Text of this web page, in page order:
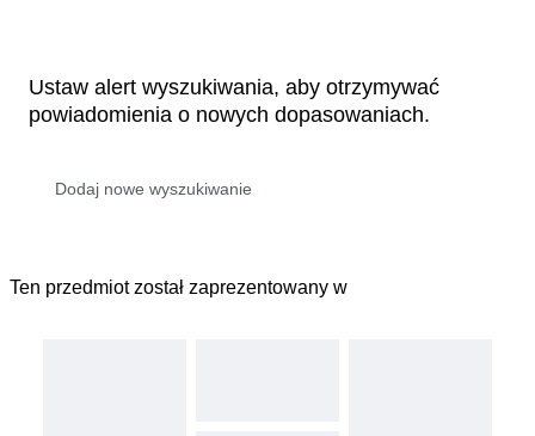
Ustaw alert wyszukiwania, aby otrzymywać
powiadomienia o nowych dopasowaniach.
Ten przedmiot został zaprezentowany w